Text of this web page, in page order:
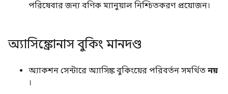
পরিষেবার জন্য বণিক ম্যানুয়াল নিশ্চিতকরণ প্রয়োজন।
অ্যাসিঙ্ক্রোনাস বুকিং মানদণ্ড
অ্যাকশন সেন্টারে অ্যাসিঙ্ক বুকিংয়ের পরিবর্তন সমর্থিত নয়
।